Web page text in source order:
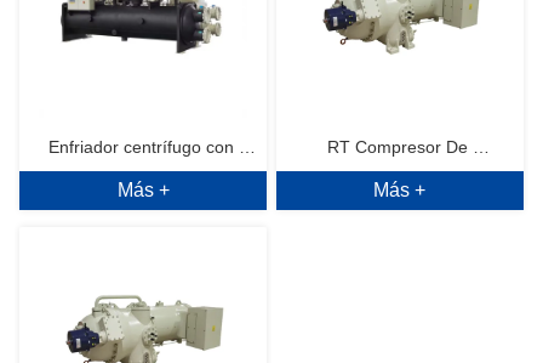
Enfriador centrífugo con
cojinetes magnéticos KMCM
Más +
RT Compresor De
Calentamiento Centrífugo
Más +